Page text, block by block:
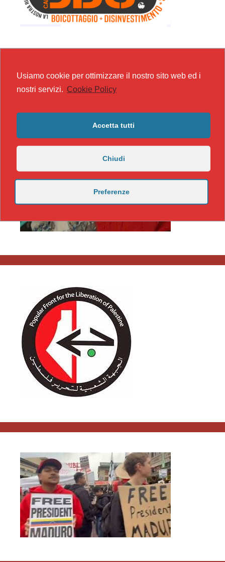
Usiamo cookie per ottimizzare il nostro sito web ed i
nostri servizi. Cookie Policy
Accetta tutti
Chiudi
Preferenze